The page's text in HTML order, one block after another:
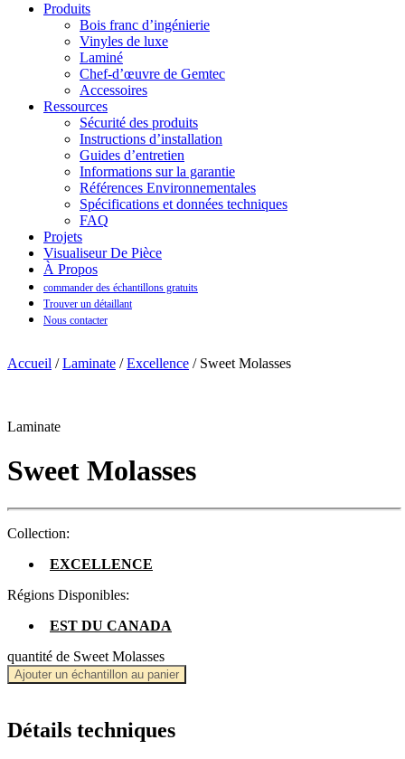
Produits
Bois franc d’ingénierie
Vinyles de luxe
Laminé
Chef-d’œuvre de Gemtec
Accessoires
Ressources
Sécurité des produits
Instructions d’installation
Guides d’entretien
Informations sur la garantie
Références Environnementales
Spécifications et données techniques
FAQ
Projets
Visualiseur De Pièce
À Propos
commander des échantillons gratuits
Trouver un détaillant
Nous contacter
Accueil /Laminate /Excellence / Sweet Molasses
Laminate
Sweet Molasses
Collection:
EXCELLENCE
Régions Disponibles:
EST DU CANADA
quantité de Sweet Molasses
Ajouter un échantillon au panier
Détails techniques